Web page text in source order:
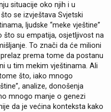
situacije oko njih i u
se izvještava Svjetski
ljudske “meke vještine”
što su empatija, osjetljivost na
To znači da će milioni
prema tome da postanu
u tim mekim vještinama. Ali
što, iako mnogo
analize, donošenja
mnogo manje o genezi
da je većina konteksta kako